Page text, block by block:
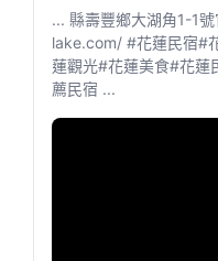
... 縣壽豐鄉大湖角1-1
lake.com/ #花蓮民宿#
蓮觀光#花蓮美食#花蓮
薦民宿 ...